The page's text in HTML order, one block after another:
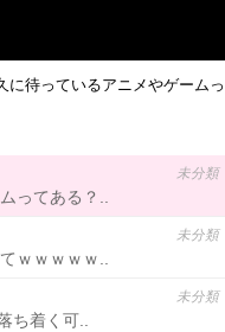
に待っているアニメやゲームっ
未分類
ってある？..
未分類
ｗｗｗｗｗ..
未分類
ち着く可..